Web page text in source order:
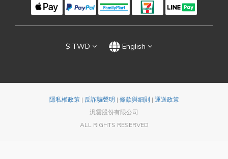
$ TWD English
隱私權政策| 反詐騙聲明 | 條款與細則 | 運送政策
汎雲股份有限公司
ALL RIGHTS RESERVED